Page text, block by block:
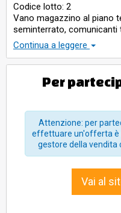
Codice lotto: 2
Vano magazzino al piano
seminterrato, comunicanti
n. 4 di Piazza della
censito al catasto
FOGLIO 156, PARTICELLA
Continua a leggere
Per
Attenzione: per
effettuare un'offerta è
gestore della vendita
Vai al